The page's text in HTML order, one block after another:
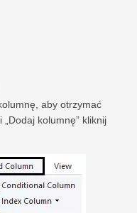
aby otrzymać
„Dodaj kolumnę” kliknij